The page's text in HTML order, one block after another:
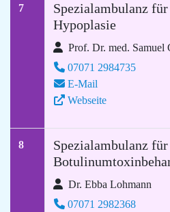
7
Spezialambulanz
Hypoplasie
Prof. Dr. med. Samuel
07071 2984735
E-Mail
Webseite
8
Spezialambulanz
Dr. Ebba Lohmann
07071 2982368